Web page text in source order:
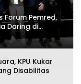
Forum Pemred,
Daring di
KPU Kukar
Disabilitas